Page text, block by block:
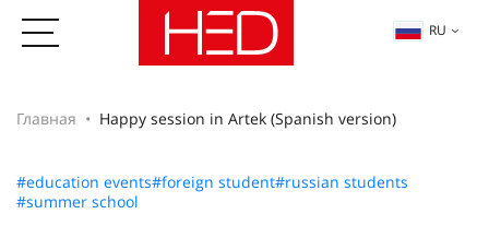
RU
Главная Happy session in Artek (Spanish version)
#education events#foreign student#russian students
#summer school